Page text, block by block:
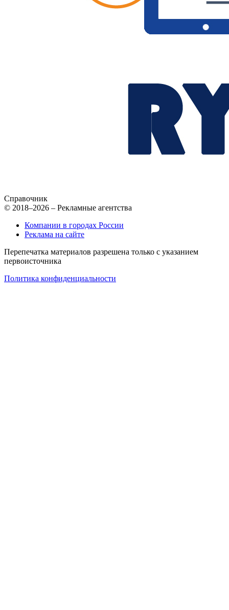
Справочник
© 2018–2026 – Рекламные агентства
Компании в городах России
Реклама на сайте
Перепечатка материалов разрешена только с указанием
первоисточника
Политика конфиденциальности